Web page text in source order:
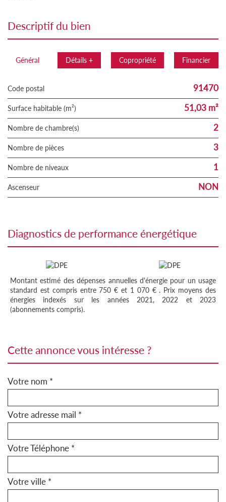
descriptif du bien
Général Détails + Copropriété Financier
Code postal 91470
Surface habitable (m²) 51,03 m²
Nombre de chambre(s) 2
Nombre de pièces 3
Nombre de niveaux 1
Ascenseur NON
diagnostics de performance énergétique
Montant estimé des dépenses annuelles d'énergie pour un usage
standard est compris entre 750 € et 1 070 € . Prix moyens des
énergies indexés sur les années 2021, 2022 et 2023
(abonnements compris).
cette annonce vous intéresse ?
Votre nom *
Votre adresse mail *
Votre Téléphone *
Votre ville *